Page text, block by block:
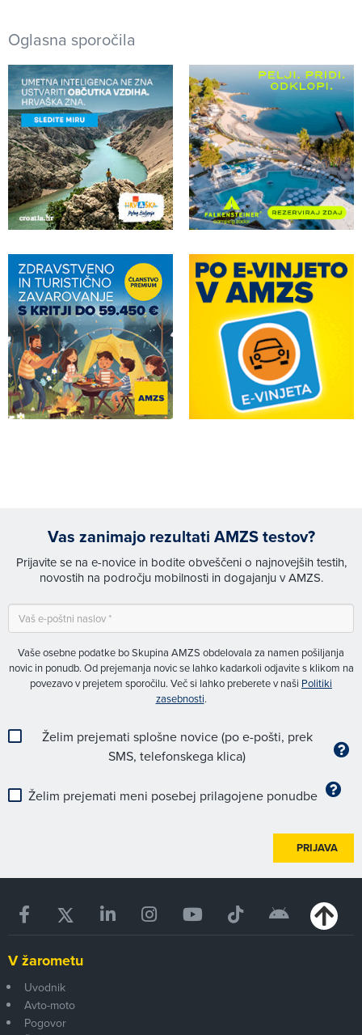
Oglasna sporočila
Vas zanimajo rezultati AMZS testov?
Prijavite se na e-novice in bodite obveščeni o najnovejših testih,
novostih na področju mobilnosti in dogajanju v AMZS.
Vaše osebne podatke bo Skupina AMZS obdelovala za namen pošiljanja
novic in ponudb. Od prejemanja novic se lahko kadarkoli odjavite s klikom na
povezavo v prejetem sporočilu. Več si lahko preberete v naši Politiki
zasebnosti.
Želim prejemati splošne novice (po e-pošti, prek
SMS, telefonskega klica)
Želim prejemati meni posebej prilagojene ponudbe
PRIJAVA
V žarometu
Uvodnik
Avto-moto
Pogovor